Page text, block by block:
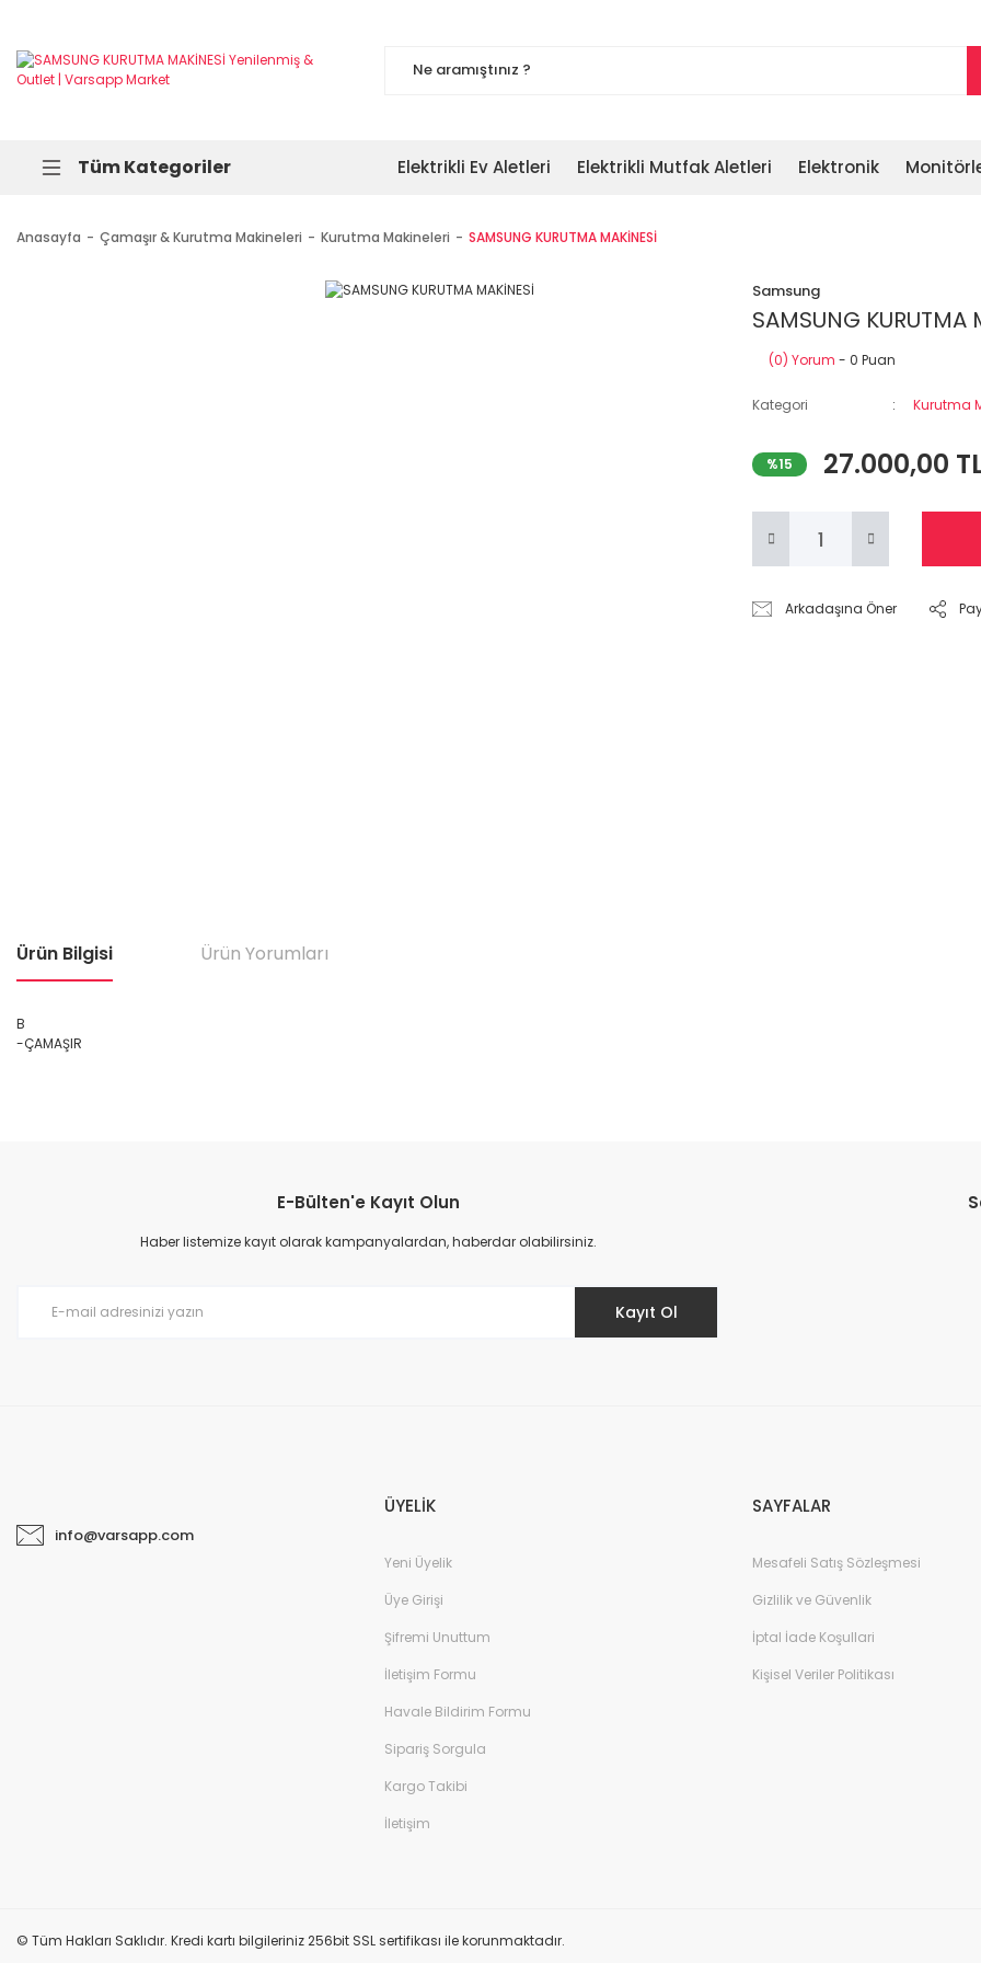
Tüm Kategoriler Elektrikli Ev Aletleri Elektrikli Mutfak Aletleri Elektronik
Anasayfa Çamaşır & Kurutma Makineleri Kurutma Makineleri SAMSUNG KURUTMA MAKİNESİ
Samsung
SAMSUNG KURUTMA
(0) Yorum - 0 Puan
Kategori Kurutma
%15 27.000,00
Arkadaşına Öner
Ürün Bilgisi Ürün Yorumları
B
-ÇAMAŞIR
E-Bülten'e Kayıt Olun
Haber listemize kayıt olarak kampanyalardan, haberdar olabilirsiniz.
Kayıt Ol
info@varsapp.com
ÜYELİK
Yeni Üyelik
Üye Girişi
Şifremi Unuttum
İletişim Formu
Havale Bildirim Formu
Sipariş Sorgula
Kargo Takibi
İletişim
SAYFALAR
Mesafeli Satış Sözleşmesi
Gizlilik ve Güvenlik
İptal İade Koşullari
Kişisel Veriler Politikası
© Tüm Hakları Saklıdır. Kredi kartı bilgileriniz 256bit SSL sertifikası ile korunmaktadır.